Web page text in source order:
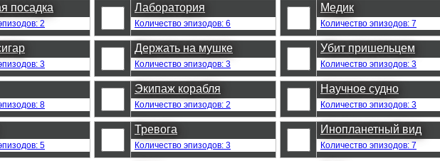
посадка
2
Лаборатория
Количество эпизодов: 6
Медик
Количество эпизодов: 7
3
Держать на мушке
Количество эпизодов: 3
Убит пришельцем
Количество эпизодов: 3
8
Экипаж корабля
Количество эпизодов: 2
Научное судно
Количество эпизодов: 3
5
Тревога
Количество эпизодов: 3
Инопланетный вид
Количество эпизодов: 7